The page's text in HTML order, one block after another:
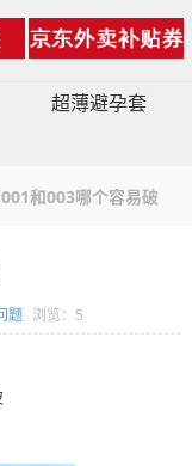
超薄避孕套
和003哪个容易破
题 浏览：5